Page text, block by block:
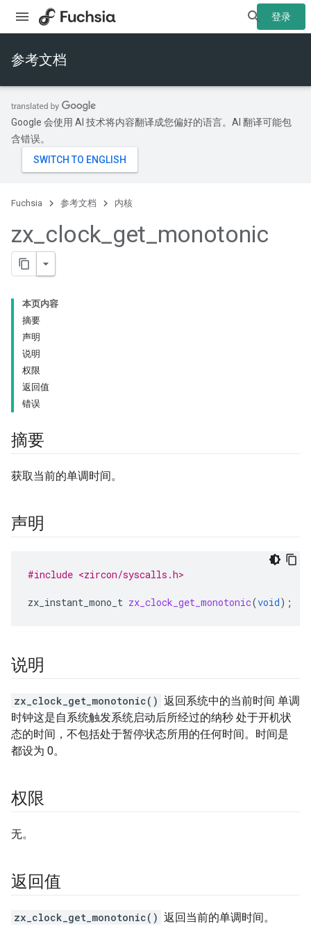
登录
参考文档
Google 会使用 AI 技术将内容翻译成您偏好的语言。AI 翻译可能包
含错误。
Fuchsia 参考文档 内核
zx_clock_get_monotonic
本页内容
摘要
声明
说明
权限
返回值
错误
摘要
获取当前的单调时间。
声明
#include <zircon/syscalls.h>
zx_instant_mono_t zx_clock_get_monotonic(void);
说明
zx_clock_get_monotonic() 返回系统中的当前时间 单调
时钟这是自系统触发系统启动后所经过的纳秒 处于开机状
态的时间，不包括处于暂停状态所用的任何时间。时间是
都设为 0。
权限
无。
返回值
zx_clock_get_monotonic() 返回当前的单调时间。